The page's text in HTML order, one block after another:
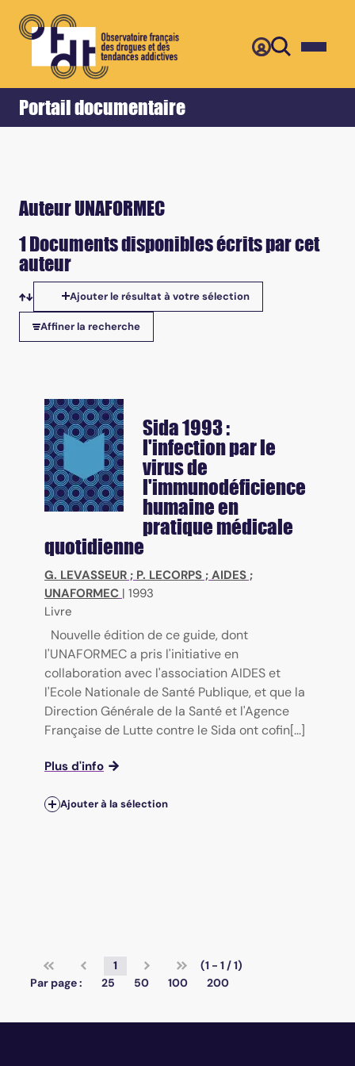
Portail documentaire
Accueil Retour
Auteur UNAFORMEC
1 Documents disponibles écrits par cet
auteur
Tris disponibles
Ajouter le résultat à votre sélection
Affiner la recherche
Sida 1993 :
l'infection par le
virus de
l'immunodéficience
humaine en
pratique médicale
quotidienne
G. LEVASSEUR ; P. LECORPS ; AIDES ;
UNAFORMEC | 1993
Livre
Nouvelle édition de ce guide, dont
l'UNAFORMEC a pris l'initiative en
collaboration avec l'association AIDES et
l'Ecole Nationale de Santé Publique, et que la
Direction Générale de la Santé et l'Agence
Française de Lutte contre le Sida ont cofin[...]
Plus d'info
Ajouter à la sélection
1
(1 - 1 / 1)
Par page :
25 50 100 200